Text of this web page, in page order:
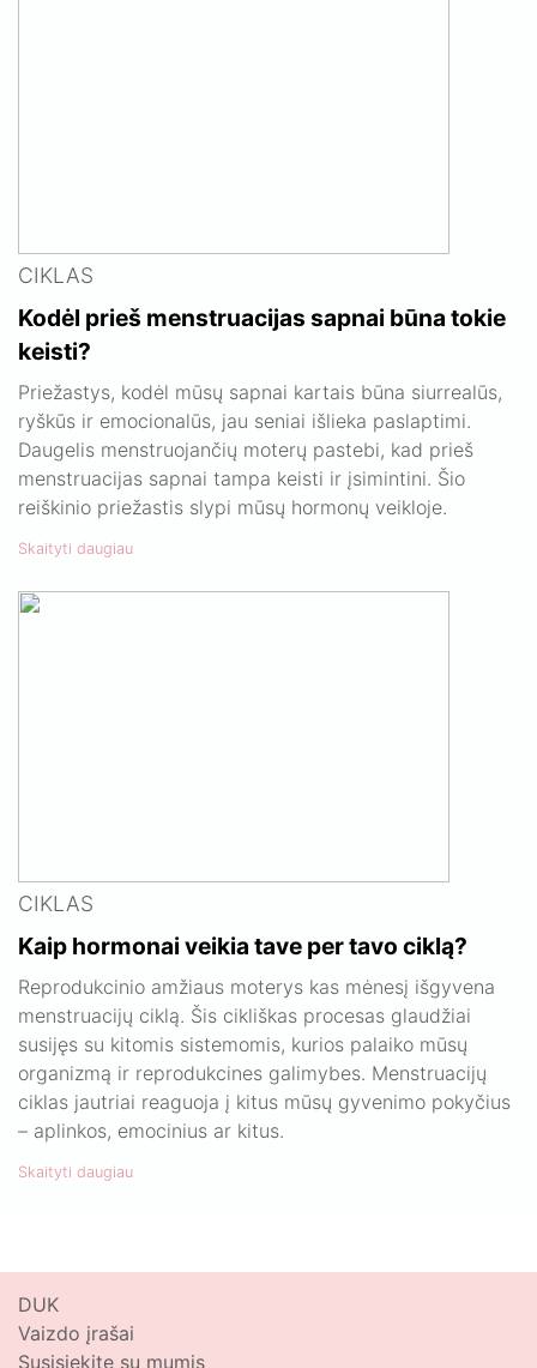
CIKLAS
Kodėl prieš menstruacijas sapnai būna tokie
keisti?
Priežastys, kodėl mūsų sapnai kartais būna siurrealūs,
ryškūs ir emocionalūs, jau seniai išlieka paslaptimi.
Daugelis menstruojančių moterų pastebi, kad prieš
menstruacijas sapnai tampa keisti ir įsimintini. Šio
reiškinio priežastis slypi mūsų hormonų veikloje.
Skaityti daugiau
CIKLAS
Kaip hormonai veikia tave per tavo ciklą?
Reprodukcinio amžiaus moterys kas mėnesį išgyvena
menstruacijų ciklą. Šis cikliškas procesas glaudžiai
susijęs su kitomis sistemomis, kurios palaiko mūsų
organizmą ir reprodukcines galimybes. Menstruacijų
ciklas jautriai reaguoja į kitus mūsų gyvenimo pokyčius
– aplinkos, emocinius ar kitus.
Skaityti daugiau
DUK
Vaizdo įrašai
Susisiekite su mumis